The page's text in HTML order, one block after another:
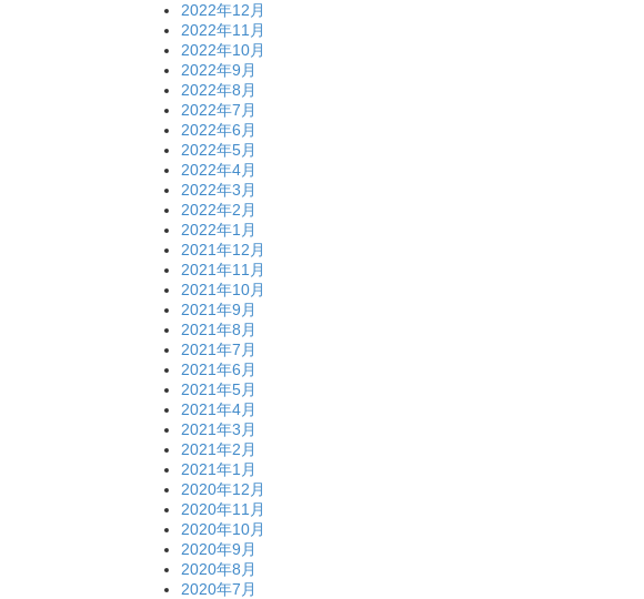
2022年12月
2022年11月
2022年10月
2022年9月
2022年8月
2022年7月
2022年6月
2022年5月
2022年4月
2022年3月
2022年2月
2022年1月
2021年12月
2021年11月
2021年10月
2021年9月
2021年8月
2021年7月
2021年6月
2021年5月
2021年4月
2021年3月
2021年2月
2021年1月
2020年12月
2020年11月
2020年10月
2020年9月
2020年8月
2020年7月